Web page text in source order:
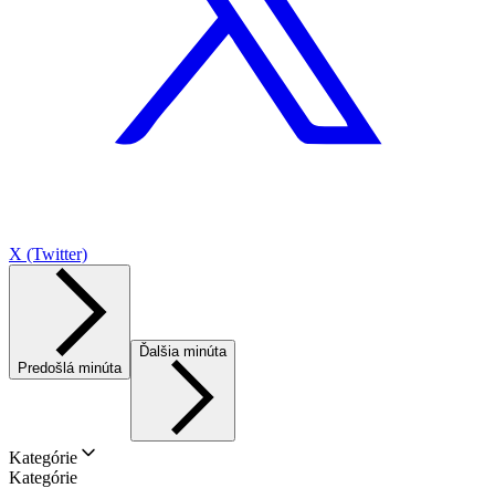
X (Twitter)
Predošlá minúta
Ďalšia minúta
Kategórie
Kategórie